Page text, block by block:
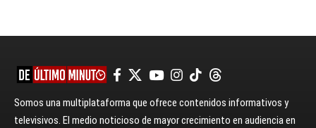
Somos una multiplataforma que ofrece contenidos informativos y
televisivos. El medio noticioso de mayor crecimiento en audiencia en